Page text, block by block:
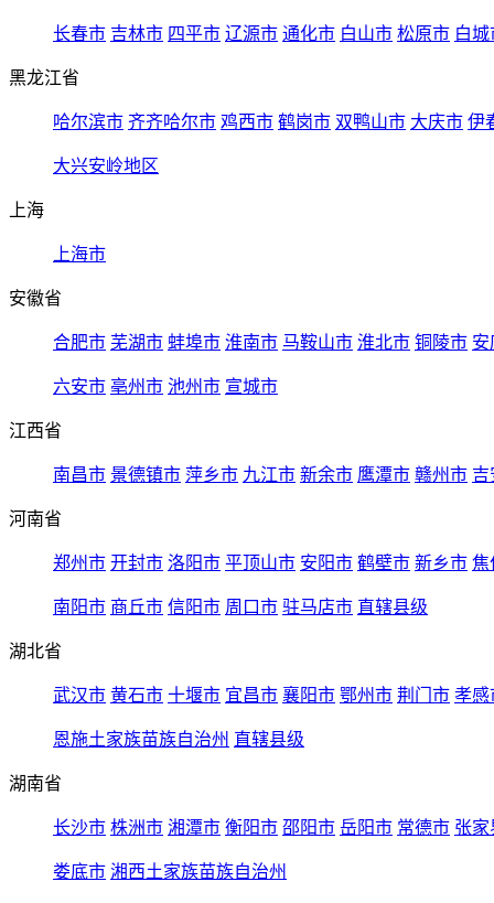
长春市 吉林市 四平市 辽源市 通化市 白山市 松原市 白城
黑龙江省
哈尔滨市 齐齐哈尔市 鸡西市 鹤岗市 双鸭山市 大庆市 伊
大兴安岭地区
上海
上海市
安徽省
合肥市 芜湖市 蚌埠市 淮南市 马鞍山市 淮北市 铜陵市 安
六安市 亳州市 池州市 宣城市
江西省
南昌市 景德镇市 萍乡市 九江市 新余市 鹰潭市 赣州市 吉
河南省
郑州市 开封市 洛阳市 平顶山市 安阳市 鹤壁市 新乡市 焦
南阳市 商丘市 信阳市 周口市 驻马店市 直辖县级
湖北省
武汉市 黄石市 十堰市 宜昌市 襄阳市 鄂州市 荆门市 孝感
恩施土家族苗族自治州 直辖县级
湖南省
长沙市 株洲市 湘潭市 衡阳市 邵阳市 岳阳市 常德市 张家
娄底市 湘西土家族苗族自治州